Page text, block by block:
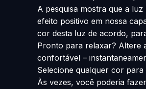
A pesquisa mostra que a
efeito positivo em nossa
cor desta luz de acordo,
Pronto para relaxar? Altere
confortável –
Selecione qualquer cor
Às vezes, você poderia